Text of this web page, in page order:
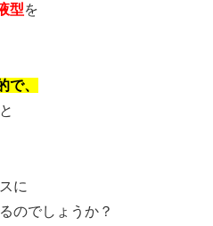
型を
で、
と
に
のでしょうか？